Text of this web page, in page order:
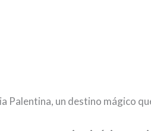
Palentina, un destino mágico